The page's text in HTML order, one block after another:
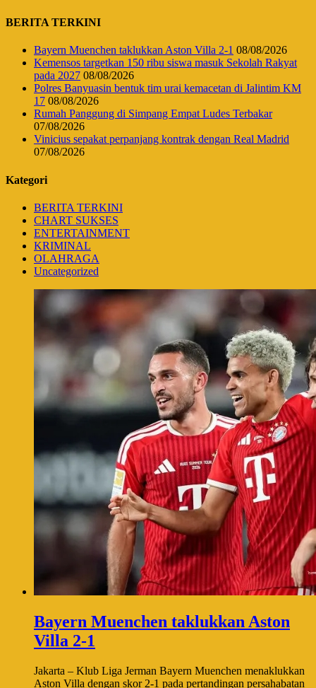
BERITA TERKINI
Bayern Muenchen taklukkan Aston Villa 2-1 08/08/2026
Kemensos targetkan 150 ribu siswa masuk Sekolah Rakyat
pada 2027 08/08/2026
Polres Banyuasin bentuk tim urai kemacetan di Jalintim KM
17 08/08/2026
Rumah Panggung di Simpang Empat Ludes Terbakar
07/08/2026
Vinicius sepakat perpanjang kontrak dengan Real Madrid
07/08/2026
Kategori
BERITA TERKINI
CHART SUKSES
ENTERTAINMENT
KRIMINAL
OLAHRAGA
Uncategorized
Bayern Muenchen taklukkan Aston
Villa 2-1
Jakarta – Klub Liga Jerman Bayern Muenchen menaklukkan
Aston Villa dengan skor 2-1 pada pertandingan persahabatan